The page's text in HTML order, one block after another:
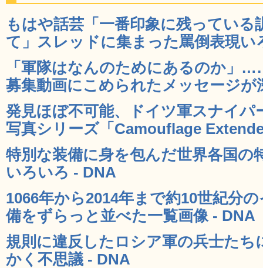
もはや話芸「一番印象に残っている
て」スレッドに集まった罵倒表現い
「軍隊はなんのためにあるのか」
募集動画にこめられたメッセージが
発見ほぼ不可能、ドイツ軍スナイ
写真シリーズ「Camouflage
特別な装備に身を包んだ世界各国の
いろいろ - DNA
1066年から2014年まで約10世紀分
備をずらっと並べた一覧画像 - DNA
規則に違反したロシア軍の兵士た
かく不思議 - DNA